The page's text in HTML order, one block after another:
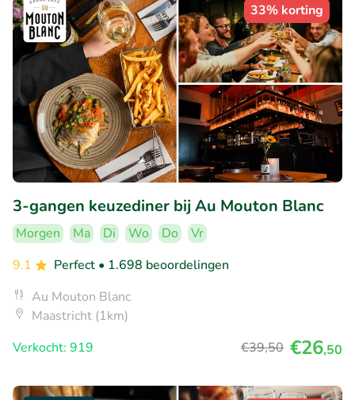
33% korting
3-gangen keuzediner bij Au Mouton Blanc
Morgen Ma Di Wo Do
Vr
9.1
Perfect • 1.698 beoordelingen
Au Mouton Blanc
Maastricht (1km)
Verkocht: 919
€39,50 €26,50